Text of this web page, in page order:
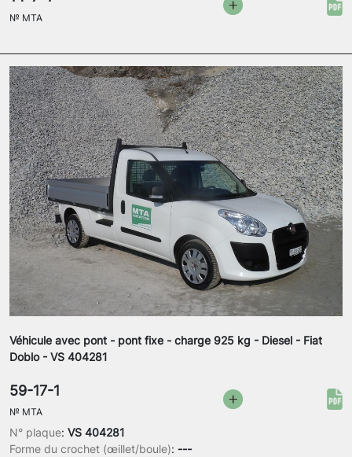
№ MTA
Véhicule avec pont - pont fixe - charge 925 kg - Diesel - Fiat
Doblo - VS 404281
N° plaque: VS 404281
Forme du crochet (œillet/boule): ---
59-17-1
№ MTA